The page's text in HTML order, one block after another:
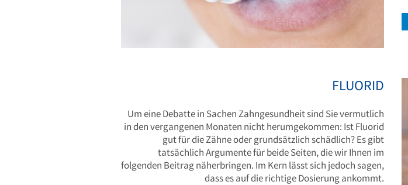
FLUORID
Um eine Debatte in Sachen Zahngesundheit sind Sie vermutlich
in den vergangenen Monaten nicht herumgekommen: Ist Fluorid
gut für die Zähne oder grundsätzlich schädlich? Es gibt
tatsächlich Argumente für beide Seiten, die wir Ihnen im
folgenden Beitrag näherbringen. Im Kern lässt sich jedoch sagen,
dass es auf die richtige Dosierung ankommt.